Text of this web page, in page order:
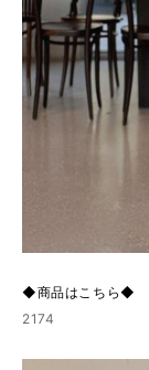
◆商品はこちら◆
2174